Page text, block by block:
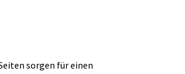
sorgen für einen